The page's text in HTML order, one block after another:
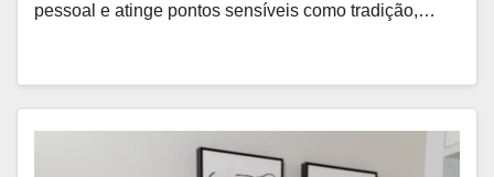
pessoal e atinge pontos sensíveis como tradição,…